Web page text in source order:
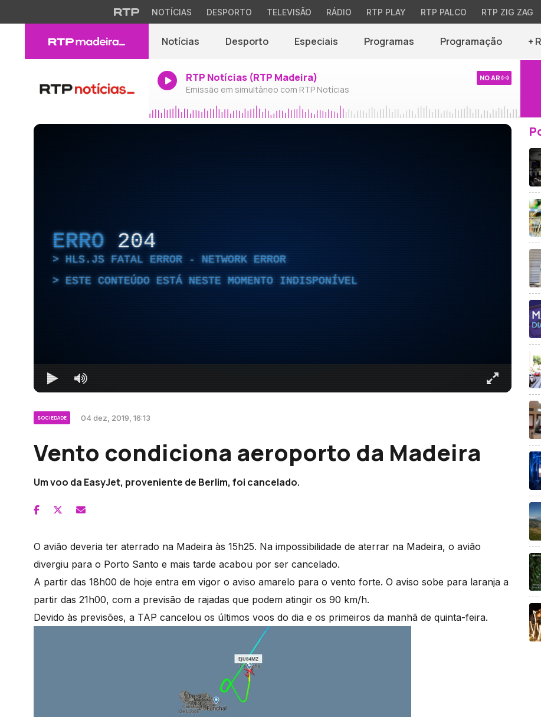
NOTÍCIAS DESPORTO TELEVISÃO RÁDIO RTP PLAY RTP PALCO RTP ZIG ZAG
Notícias Desporto Especiais Programas Programação +
RTP Notícias (RTP Madeira)
Emissão em simultâneo com RTP Notícias
NO AR
ERRO 204
HLS.JS FATAL ERROR - NETWORK ERROR
ESTE CONTEÚDO ESTÁ NESTE MOMENTO INDISPONÍVEL
SOCIEDADE 04 dez, 2019, 16:13
Vento condiciona aeroporto da Madeira
Um voo da EasyJet, proveniente de Berlim, foi cancelado.
O avião deveria ter aterrado na Madeira às 15h25. Na impossibilidade de aterrar na Madeira, o avião
divergiu para o Porto Santo e mais tarde acabou por ser cancelado.
A partir das 18h00 de hoje entra em vigor o aviso amarelo para o vento forte. O aviso sobe para laranja a
partir das 21h00, com a previsão de rajadas que podem atingir os 90 km/h.
Devido às previsões, a TAP cancelou os últimos voos do dia e os primeiros da manhã de quinta-feira.